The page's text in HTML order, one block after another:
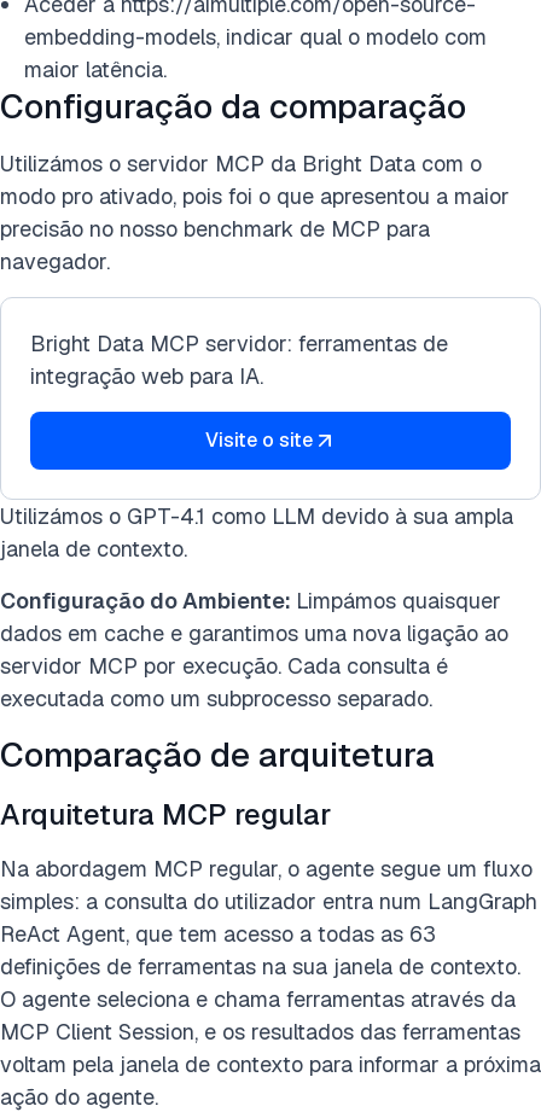
embedding-models, indicar qual o modelo com
maior latência.
Configuração da comparação
Utilizámos o servidor MCP da Bright Data com o
modo pro ativado, pois foi o que apresentou a maior
precisão no nosso benchmark de MCP para
navegador.
Bright Data MCP servidor: ferramentas de
integração web para IA.
Visite o site
Utilizámos o GPT-4.1 como LLM devido à sua ampla
janela de contexto.
Configuração do Ambiente: Limpámos quaisquer
dados em cache e garantimos uma nova ligação ao
servidor MCP por execução. Cada consulta é
executada como um subprocesso separado.
Comparação de arquitetura
Arquitetura MCP regular
Na abordagem MCP regular, o agente segue um fluxo
simples: a consulta do utilizador entra num LangGraph
ReAct Agent, que tem acesso a todas as 63
definições de ferramentas na sua janela de contexto.
O agente seleciona e chama ferramentas através da
MCP Client Session, e os resultados das ferramentas
voltam pela janela de contexto para informar a próxima
ação do agente.